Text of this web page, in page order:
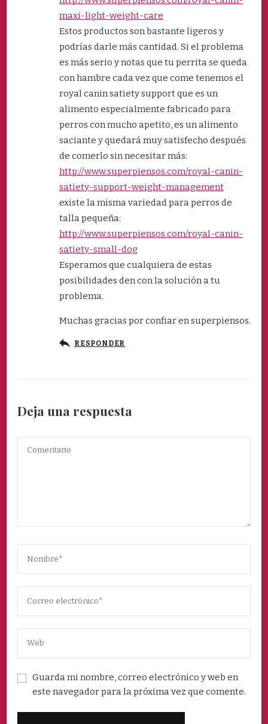
maxi-light-weight-care
Estos productos son bastante ligeros y
podrías darle más cantidad. Si el problema
es más serio y notas que tu perrita se queda
con hambre cada vez que come tenemos el
royal canin satiety support que es un
alimento especialmente fabricado para
perros con mucho apetito, es un alimento
saciante y quedará muy satisfecho después
de comerlo sin necesitar más:
http://www.superpiensos.com/royal-canin-
satiety-support-weight-management
existe la misma variedad para perros de
talla pequeña:
http://www.superpiensos.com/royal-canin-
satiety-small-dog
Esperamos que cualquiera de estas
posibilidades den con la solución a tu
problema.
Muchas gracias por confiar en superpiensos.
RESPONDER
Deja una respuesta
Guarda mi nombre, correo electrónico y web en
este navegador para la próxima vez que comente.